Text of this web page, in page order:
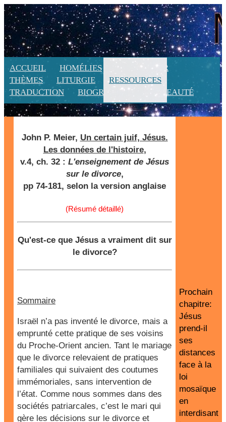
ACCUEIL HOMÉLIES
CALENDRIER
THÈMES
LITURGIE
RESSOURCES
TRADUCTION
BIOGRAPHIE NOUVEAUTÉ
John P. Meier, Un certain juif, Jésus.
Les données de l'histoire,
v.4, ch. 32 : L'enseignement de Jésus
sur le divorce,
pp 74-181, selon la version anglaise
(Résumé détaillé)
Qu'est-ce que Jésus a vraiment dit sur
le divorce?
Sommaire
Israël n’a pas inventé le divorce, mais a
emprunté cette pratique de ses voisins
du Proche-Orient ancien. Tant le mariage
que le divorce relevaient de pratiques
familiales qui suivaient des coutumes
immémoriales, sans intervention de
l’état. Comme nous sommes dans des
sociétés patriarcales, c’est le mari qui
gère les décisions sur le divorce et
Prochain
chapitre:
Jésus
prend-il
ses
distances
face à la
loi
mosaïque
en
interdisant